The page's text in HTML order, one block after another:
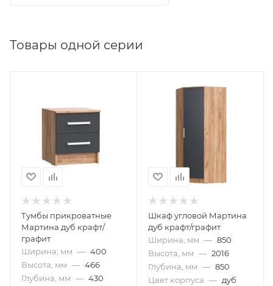
Товары одной серии
Тумбы прикроватные
Мартина дуб крафт/
графит
Ширина, мм — 400
Высота, мм — 466
Глубина, мм — 430
Шкаф угловой Мартина
дуб крафт/графит
Ширина, мм — 850
Высота, мм — 2016
Глубина, мм — 850
Цвет корпуса — дуб